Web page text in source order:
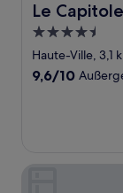
Le
Le Capitole
4.5-
Sterne-
Unterkunft
Haute-Ville, 3,1
9.6
9,6/10